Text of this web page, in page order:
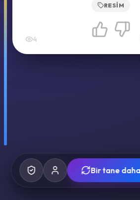
RESIM
4
Bir tane daha